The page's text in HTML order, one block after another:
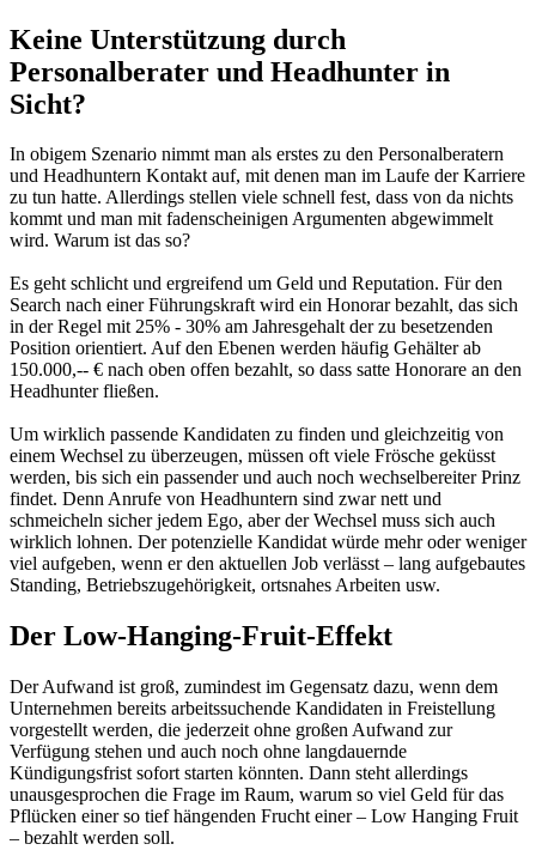
Keine Unterstützung durch
Personalberater und Headhunter in
Sicht?
In obigem Szenario nimmt man als erstes zu den Personalberatern
und Headhuntern Kontakt auf, mit denen man im Laufe der Karriere
zu tun hatte. Allerdings stellen viele schnell fest, dass von da nichts
kommt und man mit fadenscheinigen Argumenten abgewimmelt
wird. Warum ist das so?
Es geht schlicht und ergreifend um Geld und Reputation. Für den
Search nach einer Führungskraft wird ein Honorar bezahlt, das sich
in der Regel mit 25% - 30% am Jahresgehalt der zu besetzenden
Position orientiert. Auf den Ebenen werden häufig Gehälter ab
150.000,-- € nach oben offen bezahlt, so dass satte Honorare an den
Headhunter fließen.
Um wirklich passende Kandidaten zu finden und gleichzeitig von
einem Wechsel zu überzeugen, müssen oft viele Frösche geküsst
werden, bis sich ein passender und auch noch wechselbereiter Prinz
findet. Denn Anrufe von Headhuntern sind zwar nett und
schmeicheln sicher jedem Ego, aber der Wechsel muss sich auch
wirklich lohnen. Der potenzielle Kandidat würde mehr oder weniger
viel aufgeben, wenn er den aktuellen Job verlässt – lang aufgebautes
Standing, Betriebszugehörigkeit, ortsnahes Arbeiten usw.
Der Low-Hanging-Fruit-Effekt
Der Aufwand ist groß, zumindest im Gegensatz dazu, wenn dem
Unternehmen bereits arbeitssuchende Kandidaten in Freistellung
vorgestellt werden, die jederzeit ohne großen Aufwand zur
Verfügung stehen und auch noch ohne langdauernde
Kündigungsfrist sofort starten könnten. Dann steht allerdings
unausgesprochen die Frage im Raum, warum so viel Geld für das
Pflücken einer so tief hängenden Frucht einer – Low Hanging Fruit
– bezahlt werden soll.